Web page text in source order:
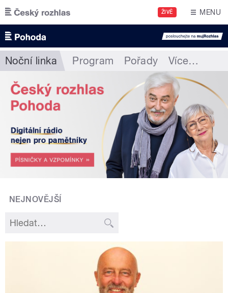
Přejít k hlavnímu obsahu
ŽIVĚ MENU
Noční linka Program Pořady Více…
NEJNOVĚJŠÍ